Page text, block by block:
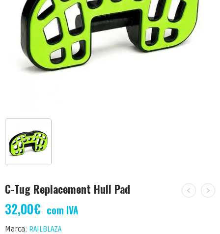
C-Tug Replacement Hull Pad
32,00€ com IVA
Marca: RAILBLAZA